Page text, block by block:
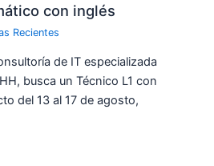
con inglés
Recientes
de IT especializada
busca un Técnico L1 con
del 13 al 17 de agosto,